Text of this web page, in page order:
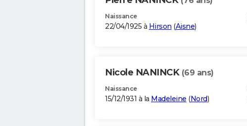
Naissance
22/04/1925 à Hirson (Aisne)
Nicole NANINCK (69 ans)
Naissance
15/12/1931 à la Madeleine (Nord)